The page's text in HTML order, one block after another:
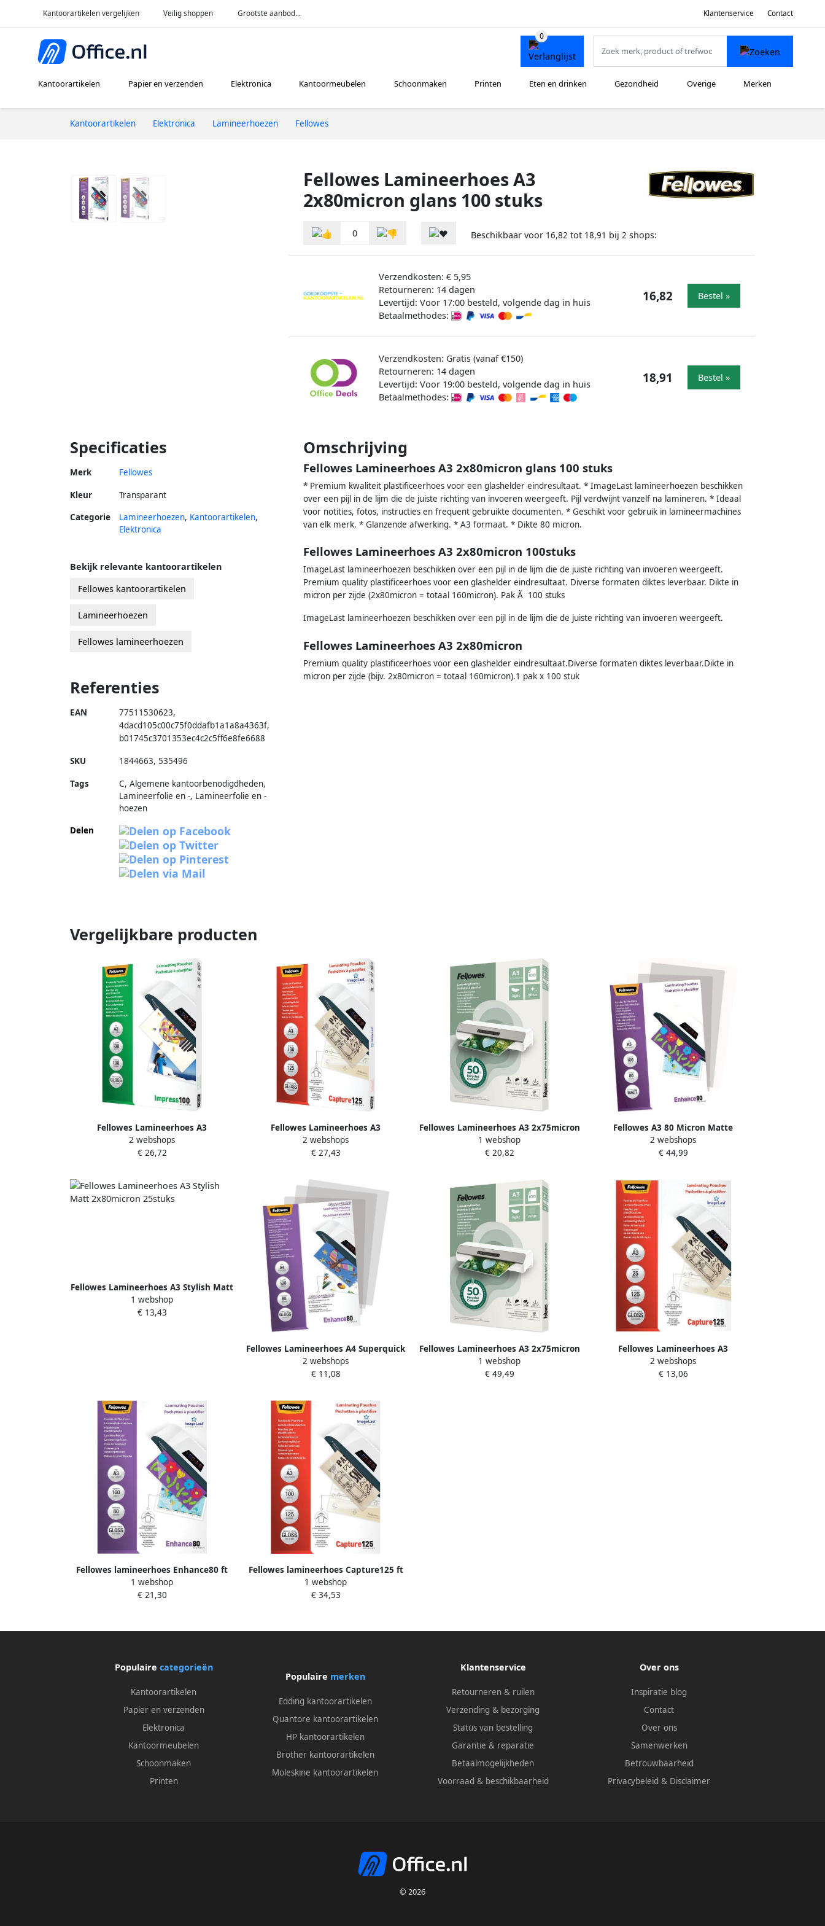
Kantoorartikelen vergelijken Veilig shoppen Grootste aanbod... Klantenservice Contact
Kantoorartikelen Papier en verzenden Elektronica Kantoormeubelen Schoonmaken Printen Eten en drinken Gezondheid Overige Merken
Kantoorartikelen Elektronica Lamineerhoezen Fellowes
Fellowes Lamineerhoes A3
2x80micron glans 100 stuks
0 Beschikbaar voor 16,82 tot 18,91 bij 2 shops:
Verzendkosten: € 5,95
Retourneren: 14 dagen
Levertijd: Voor 17:00 besteld, volgende dag in huis
Betaalmethodes:
16,82 Bestel »
Verzendkosten: Gratis (vanaf €150)
Retourneren: 14 dagen
Levertijd: Voor 19:00 besteld, volgende dag in huis
Betaalmethodes:
18,91 Bestel »
Specificaties
Merk Fellowes
Kleur
Transparant
Categorie
Lamineerhoezen, Kantoorartikelen,
Elektronica
Omschrijving
Fellowes Lamineerhoes A3 2x80micron glans 100 stuks
* Premium kwaliteit plastificeerhoes voor een glashelder eindresultaat. * ImageLast lamineerhoezen beschikken
over een pijl in de lijm die de juiste richting van invoeren weergeeft. Pijl verdwijnt vanzelf na lamineren. * Ideaal
voor notities, fotos, instructies en frequent gebruikte documenten. * Geschikt voor gebruik in lamineermachines
van elk merk. * Glanzende afwerking. * A3 formaat. * Dikte 80 micron.
Fellowes Lamineerhoes A3 2x80micron 100stuks
ImageLast lamineerhoezen beschikken over een pijl in de lijm die de juiste richting van invoeren weergeeft.
Premium quality plastificeerhoes voor een glashelder eindresultaat. Diverse formaten diktes leverbaar. Dikte in
micron per zijde (2x80micron = totaal 160micron). Pak Ã 100 stuks
ImageLast lamineerhoezen beschikken over een pijl in de lijm die de juiste richting van invoeren weergeeft.
Fellowes Lamineerhoes A3 2x80micron
Premium quality plastificeerhoes voor een glashelder eindresultaat.Diverse formaten diktes leverbaar.Dikte in
micron per zijde (bijv. 2x80micron = totaal 160micron).1 pak x 100 stuk
Bekijk relevante kantoorartikelen
Fellowes kantoorartikelen
Lamineerhoezen
Fellowes lamineerhoezen
Referenties
EAN 77511530623,
4dacd105c00c75f0ddafb1a1a8a4363f,
b01745c3701353ec4c2c5ff6e8fe6688
SKU 1844663, 535496
Tags
C, Algemene kantoorbenodigdheden,
Lamineerfolie en -, Lamineerfolie en -
hoezen
Delen
Vergelijkbare producten
Fellowes Lamineerhoes A3
2x100micron glans 100 stuks
2 webshops
€ 26,72
Fellowes Lamineerhoes A3
2x125micron glans 100 stuks
2 webshops
€ 27,43
Fellowes Lamineerhoes A3 2x75micron
recycled glans 100stuks
1 webshop
€ 20,82
Fellowes A3 80 Micron Matte
lamineerhoezen (100 stuks)
2 webshops
€ 44,99
Fellowes Lamineerhoes A3 Stylish Matt
2x80micron 25stuks
1 webshop
€ 13,43
Fellowes Lamineerhoes A4 Superquick
2x80micron 100 stuks
2 webshops
€ 11,08
Fellowes Lamineerhoes A3 2x75micron
recycled mat 100stuks
1 webshop
€ 49,49
Fellowes Lamineerhoes A3
2x125micron glans 25 stuks
2 webshops
€ 13,06
Fellowes lamineerhoes Enhance80 ft
A3 160 micron (2 x 80 micron) pak van
100 stuks
1 webshop
€ 21,30
Fellowes lamineerhoes Capture125 ft
A3 250 micron (2 x 125 micron) pak van
100 stuks
1 webshop
€ 34,53
Populaire categorieën
Kantoorartikelen
Papier en verzenden
Elektronica
Kantoormeubelen
Schoonmaken
Printen
Populaire merken
Edding kantoorartikelen
Quantore kantoorartikelen
HP kantoorartikelen
Brother kantoorartikelen
Moleskine kantoorartikelen
Klantenservice
Retourneren & ruilen
Verzending & bezorging
Status van bestelling
Garantie & reparatie
Betaalmogelijkheden
Voorraad & beschikbaarheid
Over ons
Inspiratie blog
Contact
Over ons
Samenwerken
Betrouwbaarheid
Privacybeleid & Disclaimer
© 2026